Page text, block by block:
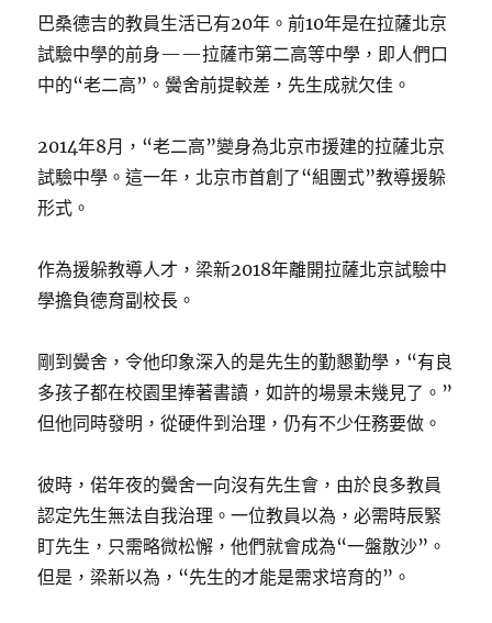
巴桑德吉的教員生活已有20年。前10年是在拉薩北京
試驗中學的前身——拉薩市第二高等中學，即人們口
中的“老二高”。黌舍前提較差，先生成就欠佳。
2014年8月，“老二高”變身為北京市援建的拉薩北京
試驗中學。這一年，北京市首創了“組團式”教導援躲
形式。
作為援躲教導人才，梁新2018年離開拉薩北京試驗中
學擔負德育副校長。
剛到黌舍，令他印象深入的是先生的勤懇勤學，“有良
多孩子都在校園里捧著書讀，如許的場景未幾見了。”
但他同時發明，從硬件到治理，仍有不少任務要做。
彼時，偌年夜的黌舍一向沒有先生會，由於良多教員
認定先生無法自我治理。一位教員以為，必需時辰緊
盯先生，只需略微松懈，他們就會成為“一盤散沙”。
但是，梁新以為，“先生的才能是需求培育的”。